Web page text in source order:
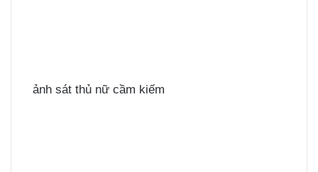
ảnh sát thủ nữ cầm kiếm